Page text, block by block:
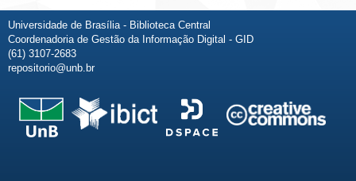
Universidade de Brasília - Biblioteca Central
Coordenadoria de Gestão da Informação Digital - GID
(61) 3107-2683
repositorio@unb.br